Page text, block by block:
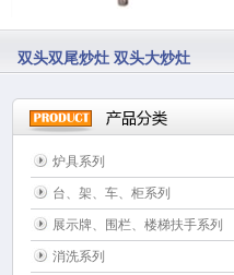
双头双尾炒灶 双头大炒灶
炉具系列
台、架、车、柜系列
展示牌、围栏、楼梯扶手系列
消洗系列